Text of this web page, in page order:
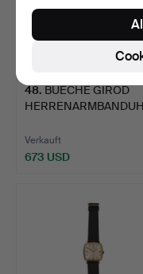
48.BUECHE GIROD
Verkauft
673 USD